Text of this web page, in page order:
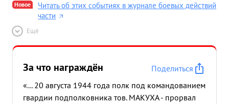
Новое
Читать об этих событиях в журнале боевых действий
части
Ещё
За что награждён
Поделиться
«... 20 августа 1944 года полк под командованием
гвардии подполковника тов. МАКУХА - прорвал